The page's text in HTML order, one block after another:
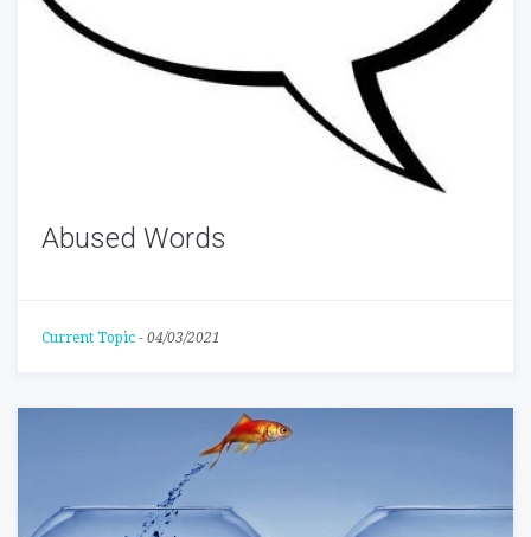
Abused Words
Current Topic - 04/03/2021